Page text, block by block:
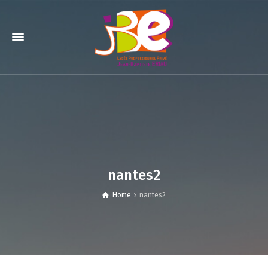
nantes2
Home nantes2